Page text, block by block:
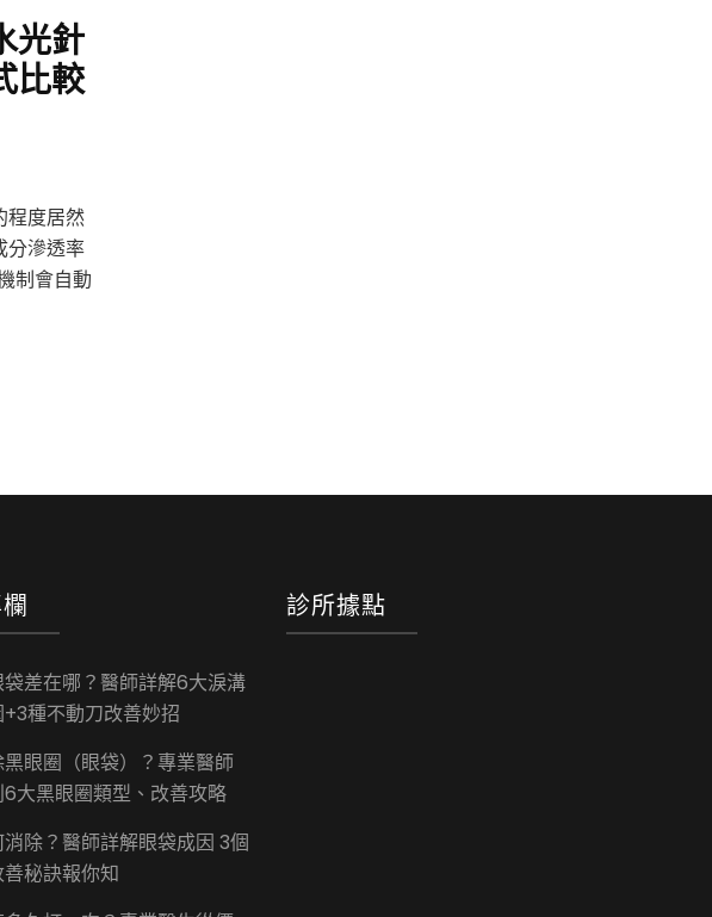
光針
比較
程度居然
分滲透率
制會自動
差在哪？醫師詳解6大淚溝
種不動刀改善妙招
眼圈（眼袋）？專業醫師
大黑眼圈類型、改善攻略
除？醫師詳解眼袋成因 3個
秘訣報你知
診所據點